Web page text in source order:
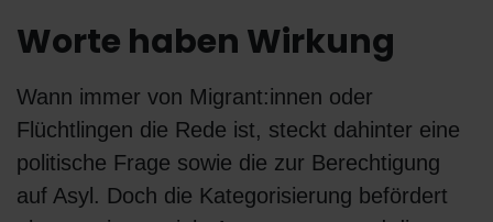
Worte haben Wirkung
Wann immer von Migrant:innen oder
Flüchtlingen die Rede ist, steckt dahinter eine
politische Frage sowie die zur Berechtigung
auf Asyl. Doch die Kategorisierung befördert